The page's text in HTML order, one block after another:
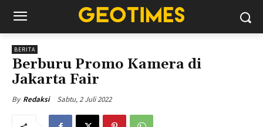
BERITA
Berburu Promo Kamera di
Jakarta Fair
By Redaksi Sabtu, 2 Juli 2022